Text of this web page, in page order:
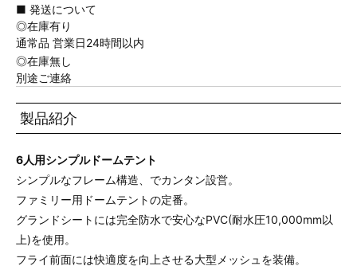
■ 発送について
◎在庫有り
通常品 営業日24時間以内
◎在庫無し
別途ご連絡
製品紹介
6人用シンプルドームテント
シンプルなフレーム構造、でカンタン設営。
ファミリー用ドームテントの定番。
グランドシートには完全防水で安心なPVC(耐水圧10,000mm以
上)を使用。
フライ前面には快適度を向上させる大型メッシュを装備。